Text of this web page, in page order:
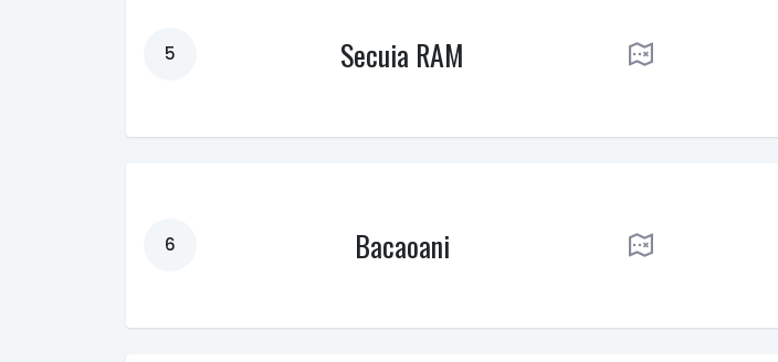
5 Secuia RAM
6 Bacaoani